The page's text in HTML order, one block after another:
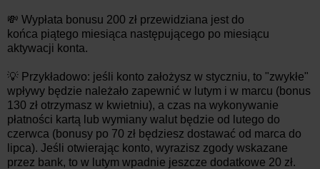
💸 Wypłata bonusu 200 zł przewidziana jest do
końca piątego miesiąca następującego po miesiącu
aktywacji konta.
💡 Przykładowo: jeśli konto założysz w styczniu, to "zwykłe"
wpływy będzie należało zapewnić w lutym i w marcu (bonus
130 zł otrzymasz w kwietniu), a czas na wykonywanie
płatności kartą lub wymiany walut będzie od lutego do
czerwca (bonusy po 70 zł będziesz dostawać od marca do
lipca). Jeśli otwierając konto, wyrazisz zgody wskazane
przez bank, to w lutym wpadnie jeszcze dodatkowe 20 zł.